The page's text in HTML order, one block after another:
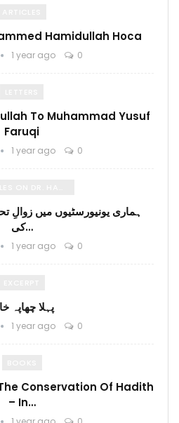
Hamidullah Hoca
1 year ago 0
To Muhammad Yusuf
Faruqi
1 year ago 0
ہماری یونیورسٹیوں میں زوالِ
کی…
1 year ago 0
پہلا چھاپہ
1 year ago 0
Conservation Of Hadith
– In…